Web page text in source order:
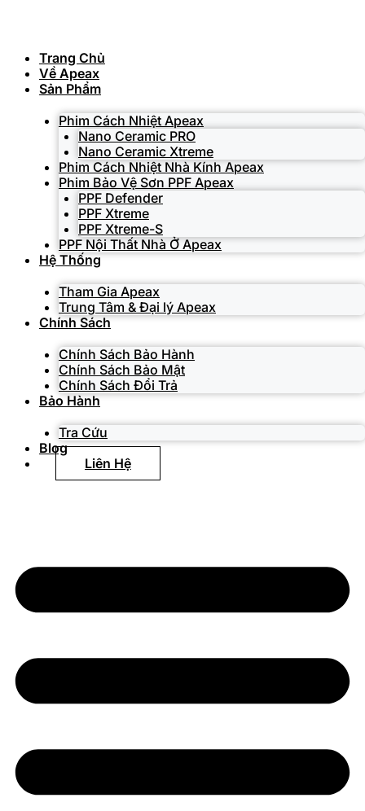
Trang Chủ
Về Apeax
Sản Phẩm
Phim Cách Nhiệt Apeax
Nano Ceramic PRO
Nano Ceramic Xtreme
Phim Cách Nhiệt Nhà Kính Apeax
Phim Bảo Vệ Sơn PPF Apeax
PPF Defender
PPF Xtreme
PPF Xtreme-S
PPF Nội Thất Nhà Ở Apeax
Hệ Thống
Tham Gia Apeax
Trung Tâm & Đại lý Apeax
Chính Sách
Chính Sách Bảo Hành
Chính Sách Bảo Mật
Chính Sách Đổi Trả
Bảo Hành
Tra Cứu
Blog
Liên Hệ